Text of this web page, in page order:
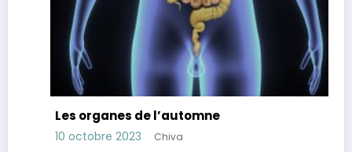
Les organes de l’automne
10 octobre 2023 Chiva